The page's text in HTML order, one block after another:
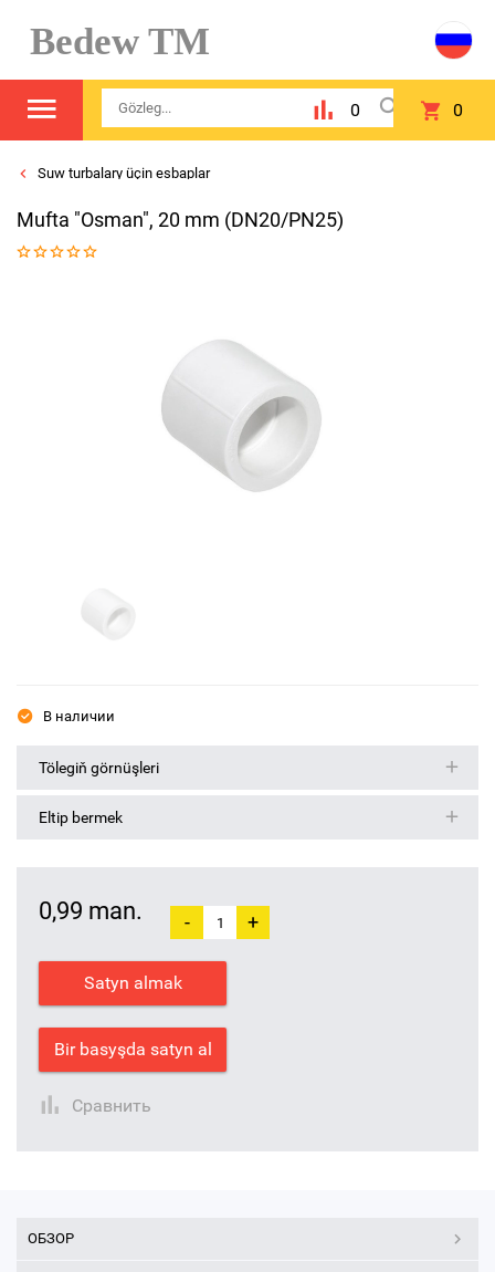
Bedew TM
0 0
Suw turbalary üçin esbaplar
Mufta "Osman", 20 mm (DN20/PN25)
В наличии
Tölegiň görnüşleri
Eltip bermek
0,99 man. - +
Satyn almak
Bir basyşda satyn al
Сравнить
ОБЗОР